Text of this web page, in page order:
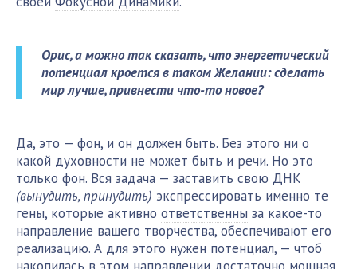
Орис, а можно так сказать, что энергетический
потенциал кроется в таком Желании: сделать
мир лучше, привнести что-то новое?
Да, это — фон, и он должен быть. Без этого ни о
какой духовности не может быть и речи. Но это
только фон. Вся задача — заставить свою ДНК
(вынудить, принудить) экспрессировать именно те
гены, которые активно ответственны за какое-то
направление вашего творчества, обеспечивают его
реализацию. А для этого нужен потенциал, — чтоб